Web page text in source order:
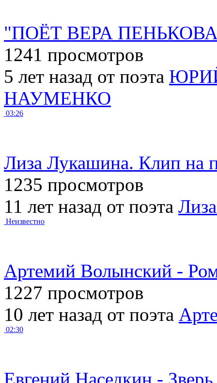
"ПОЁТ ВЕРА
1241 просмотров
5 лет назад от поэта
НАУМЕНКО
03:26
Лиза Лукашина. Клип на
1235 просмотров
11 лет назад от поэта
Неизвестно
Артемий Волынский -
1227 просмотров
10 лет назад от поэта
02:30
Евгений Наседкин - Зверь